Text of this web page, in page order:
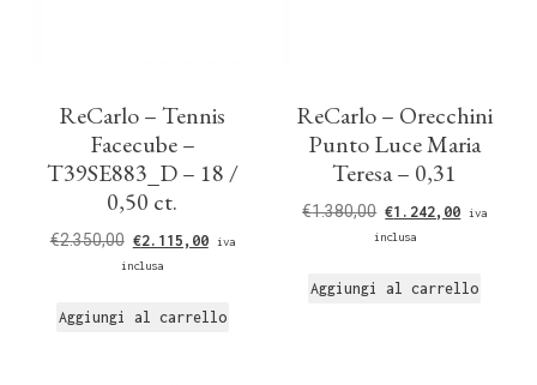
ReCarlo – Tennis
Facecube –
T39SE883_D – 18 /
0,50 ct.
€2.350,00 €2.115,00
iva
inclusa
Aggiungi al carrello
ReCarlo – Orecchini
Punto Luce Maria
Teresa – 0,31
€1.380,00 €1.242,00
iva
inclusa
Aggiungi al carrello